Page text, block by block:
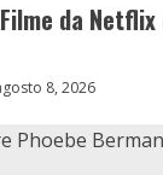
da
8, 2026